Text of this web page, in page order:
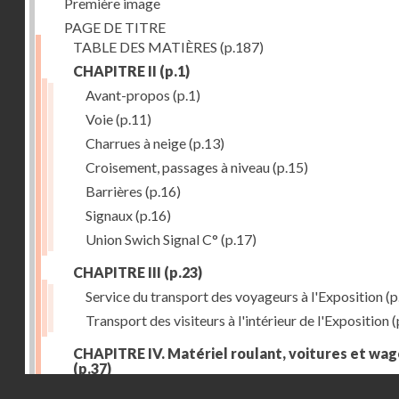
PAGE DE TITRE
TABLE DES MATIÈRES (p.187)
CHAPITRE II (p.1)
Avant-propos (p.1)
Voie(p.11)
Charrues à neige(p.13)
Croisement, passages à niveau(p.15)
Barrières (p.16)
Signaux(p.16)
Union Swich Signal C° (p.17)
CHAPITRE III (p.23)
Service du transport des voyageurs à l'Exposition
Transport des visiteurs à l'intérieur de l'Exposition
CHAPITRE IV. Matériel roulant, voitures et
(p.37)